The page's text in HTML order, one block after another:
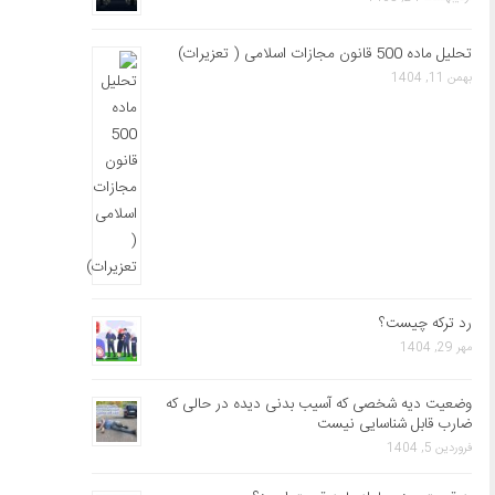
تحلیل ماده 500 قانون مجازات اسلامی ( تعزیرات)
بهمن 11, 1404
رد ترکه چیست؟
مهر 29, 1404
وضعیت دیه شخصی که آسیب بدنی دیده در حالی که
ضارب قابل شناسایی نیست
فروردین 5, 1404